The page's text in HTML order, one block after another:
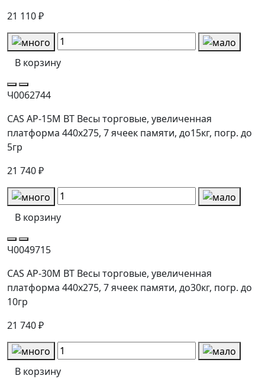
21 110 ₽
В корзину
Ч0062744
CAS AP-15M ВТ Весы торговые, увеличенная
платформа 440х275, 7 ячеек памяти, до15кг, погр. до
5гр
21 740 ₽
В корзину
Ч0049715
CAS AP-30М ВТ Весы торговые, увеличенная
платформа 440х275, 7 ячеек памяти, до30кг, погр. до
10гр
21 740 ₽
В корзину